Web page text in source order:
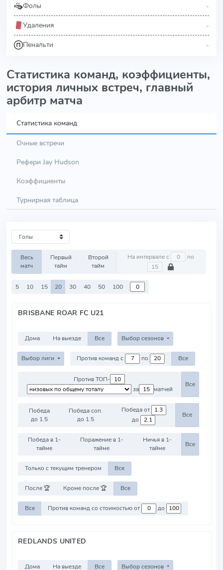
Фолы -
Удаления -
Пенальти -
Статистика команд, коэффициенты,
история личных встреч, главный
арбитр матча
Статистика команд
Очные встречи
Рефери Jay Hudson
Коэффициенты
Турнирная таблица
Весь
матч
Первый
тайм
Второй
тайм
На интервале с по
5 10 15 20 30 40 50 100
BRISBANE ROAR FC U21
Дома На выезде Все Выбор сезонов
Выбор лиги Против команд с по Все
Против ТОП-
за
матчей
Все
Победа
до 1.5
Победа соп.
до 1.5
Победа от
до
Все
Победа в 1-
тайме
Поражение в 1-
тайме
Ничья в 1-
тайме
Все
Только с текущим тренером Все
После 🏆 Кроме после 🏆 Все
Все Против команд со стоимостью от до
REDLANDS UNITED
Дома На выезде Все Выбор сезонов